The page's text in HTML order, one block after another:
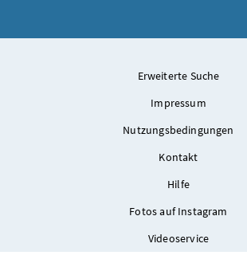
Erweiterte Suche
Impressum
Nutzungsbedingungen
Kontakt
Hilfe
Fotos auf Instagram
Videoservice